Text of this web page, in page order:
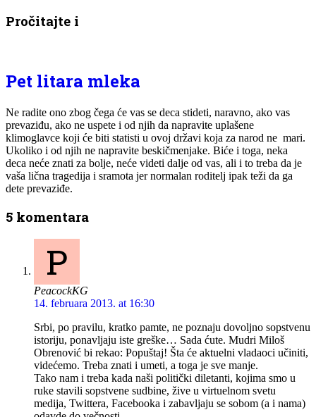
Pročitajte i
Pet litara mleka
Ne radite ono zbog čega će vas se deca stideti, naravno, ako vas
prevaziđu, ako ne uspete i od njih da napravite uplašene
klimoglavce koji će biti statisti u ovoj državi koja za narod ne mari.
Ukoliko i od njih ne napravite beskičmenjake. Biće i toga, neka
deca neće znati za bolje, neće videti dalje od vas, ali i to treba da je
vaša lična tragedija i sramota jer normalan roditelj ipak teži da ga
dete prevaziđe.
5 komentara
P
PeacockKG
14. februara 2013. at 16:30
Srbi, po pravilu, kratko pamte, ne poznaju dovoljno sopstvenu
istoriju, ponavljaju iste greške… Sada ćute. Mudri Miloš
Obrenović bi rekao: Popuštaj! Šta će aktuelni vladaoci učiniti,
videćemo. Treba znati i umeti, a toga je sve manje.
Tako nam i treba kada naši politički diletanti, kojima smo u
ruke stavili sopstvene sudbine, žive u virtuelnom svetu
medija, Twittera, Facebooka i zabavljaju se sobom (a i nama)